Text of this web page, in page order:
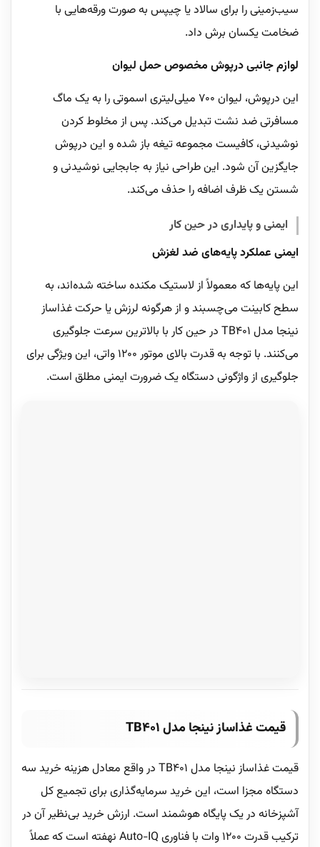
سیب‌زمینی را برای سالاد یا چیپس به صورت ورقه‌هایی با
ضخامت یکسان برش داد.
لوازم جانبی درپوش مخصوص حمل لیوان
این درپوش، لیوان ۷۰۰ میلی‌لیتری اسموتی را به یک ماگ
مسافرتی ضد نشت تبدیل می‌کند. پس از مخلوط کردن
نوشیدنی، کافیست مجموعه تیغه باز شده و این درپوش
جایگزین آن شود. این طراحی نیاز به جابجایی نوشیدنی و
شستن یک ظرف اضافه را حذف می‌کند.
ایمنی و پایداری در حین کار
ایمنی عملکرد پایه‌های ضد لغزش
این پایه‌ها که معمولاً از لاستیک مکنده ساخته شده‌اند، به
سطح کابینت می‌چسبند و از هرگونه لرزش یا حرکت غذاساز
نینجا مدل TB401 در حین کار با بالاترین سرعت جلوگیری
می‌کنند. با توجه به قدرت بالای موتور ۱۲۰۰ واتی، این ویژگی برای
جلوگیری از واژگونی دستگاه یک ضرورت ایمنی مطلق است.
قیمت غذاساز نینجا مدل TB401
قیمت غذاساز نینجا مدل TB401 در واقع معادل هزینه خرید سه
دستگاه مجزا است، این خرید سرمایه‌گذاری برای تجمیع کل
آشپزخانه در یک پایگاه هوشمند است. ارزش خرید بی‌نظیر آن در
ترکیب قدرت ۱۲۰۰ وات با فناوری Auto-IQ نهفته است که عملاً